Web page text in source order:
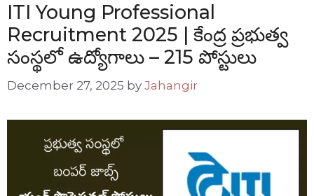
ITI Young Professional
Recruitment 2025 | కేంద్ర ప్రభుత్వ
సంస్థలో ఉద్యోగాలు – 215 పోస్టులు
December 27, 2025 by Jahangir